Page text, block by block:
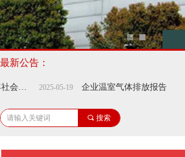
2025-05-19
上海中华印刷有限公司2024年社会责任报告 企业温室气体排放报告
最新公告：
끠 搜索